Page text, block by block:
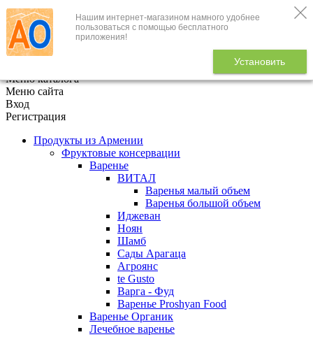
Нашим интернет-магазином намного удобнее
пользоваться с помощью бесплатного
приложения!
Установить
+7 (495) 646-888-1
В корзине
Меню каталога
Меню сайта
Вход
Регистрация
Продукты из Армении
Фруктовые консервации
Варенье
ВИТАЛ
Варенья малый объем
Варенья большой объем
Иджеван
Ноян
Шамб
Сады Арагаца
Агроянс
te Gusto
Варга - Фуд
Варенье Proshyan Food
Варенье Органик
Лечебное варенье